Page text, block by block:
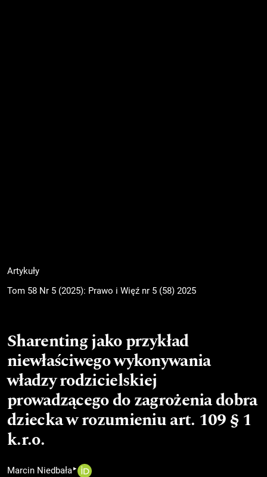
Artykuły
Tom 58 Nr 5 (2025): Prawo i Więź nr 5 (58) 2025
Sharenting jako przykład
niewłaściwego wykonywania
władzy rodzicielskiej
prowadzącego do zagrożenia dobra
dziecka w rozumieniu art. 109 § 1
k.r.o.
Marcin Niedbała▸